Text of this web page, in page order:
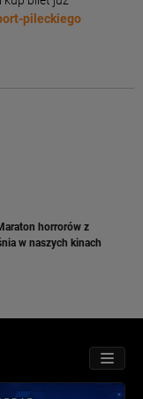
pileckiego
horrorów z
w naszych kinach